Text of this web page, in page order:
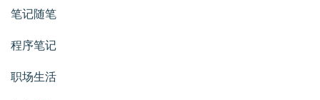
笔记随笔
程序笔记
职场生活